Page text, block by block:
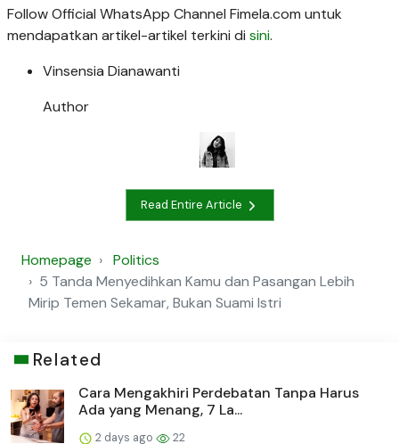
Follow Official WhatsApp Channel Fimela.com untuk
mendapatkan artikel-artikel terkini di sini.
Vinsensia Dianawanti
Author
Read Entire Article
Homepage
Politics
5 Tanda Menyedihkan Kamu dan Pasangan Lebih
Mirip Temen Sekamar, Bukan Suami Istri
Related
Cara Mengakhiri Perdebatan Tanpa Harus
Ada yang Menang, 7 La...
2 days ago 22